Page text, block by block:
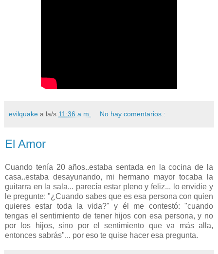
evilquake a la/s 11:36 a.m. No hay comentarios.:
El Amor
Cuando tenía 20 años..estaba sentada en la cocina de la
casa..estaba desayunando, mi hermano mayor tocaba la
guitarra en la sala... parecía estar pleno y feliz... lo envidie y
le pregunte: "¿Cuando sabes que es esa persona con quien
quieres estar toda la vida?" y él me contestó: "cuando
tengas el sentimiento de tener hijos con esa persona, y no
por los hijos, sino por el sentimiento que va más alla,
entonces sabrás"... por eso te quise hacer esa pregunta.